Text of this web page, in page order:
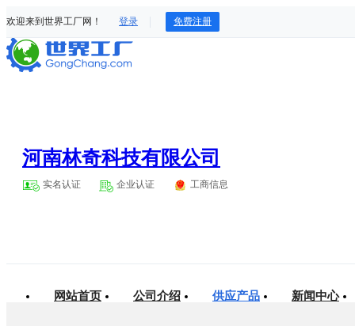
欢迎来到世界工厂网！ 登录 免费注册
河南林奇科技有限公司
实名认证 企业认证 工商信息
网站首页 公司介绍 供应产品 新闻中心